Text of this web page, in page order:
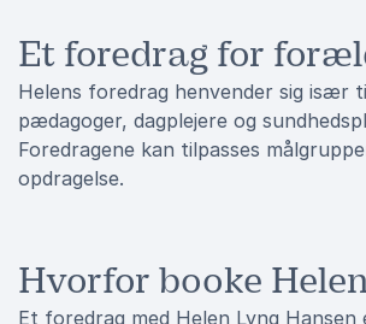
Et foredrag for
Helens foredrag henvender sig især
pædagoger, dagplejere og
Foredragene kan tilpasses
opdragelse.
Hvorfor booke
Et foredrag med Helen Lyng